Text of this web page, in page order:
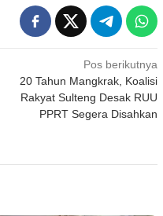
Pos berikutnya
20 Tahun Mangkrak, Koalisi
Rakyat Sulteng Desak RUU
PPRT Segera Disahkan